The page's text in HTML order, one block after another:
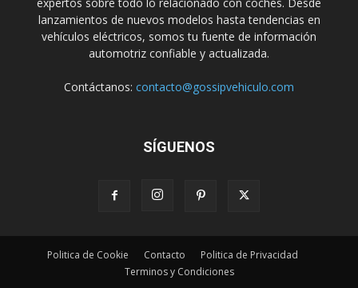
lanzamientos de nuevos modelos hasta tendencias en
vehículos eléctricos, somos tu fuente de información
automotriz confiable y actualizada.
Contáctanos: contacto@gossipvehiculo.com
SÍGUENOS
Politica de Cookie Contacto
Politica de Privacidad
Terminos y Condiciones